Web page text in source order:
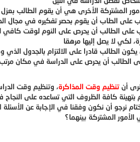
على الطالب أن يحرص على النوم لوقت كافي
أن تنظيم وقت المذاكرة، وتنظيم وقت
نرجو أن نكون وفقنا في الإجابة عن